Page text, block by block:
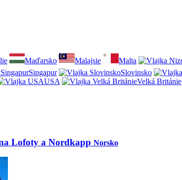
Maďarsko Malajsie Malta
Singapur Slovinsko
USA
Velká Británie
Lofoty a Nordkapp Norsko